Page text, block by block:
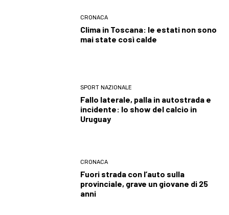
CRONACA
Clima in Toscana: le estati non sono
mai state così calde
SPORT NAZIONALE
Fallo laterale, palla in autostrada e
incidente: lo show del calcio in
Uruguay
CRONACA
Fuori strada con l’auto sulla
provinciale, grave un giovane di 25
anni